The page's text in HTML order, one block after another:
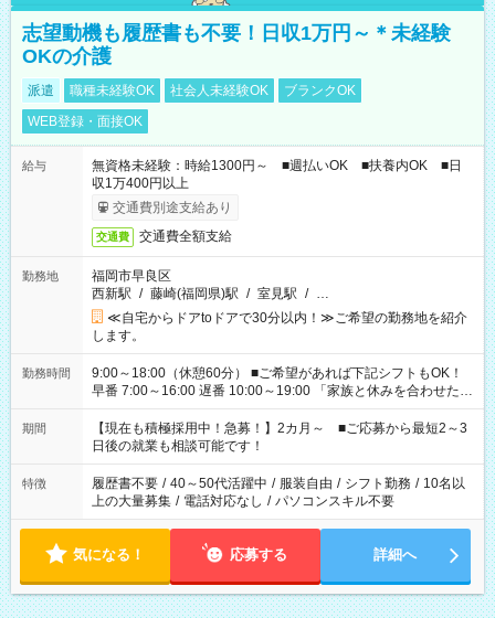
志望動機も履歴書も不要！日収1万円～＊未経験
OKの介護
派遣 職種未経験OK 社会人未経験OK
ブランクOK
WEB登録・面接OK
給与
無資格未経験：時給1300円～ ■週払いOK ■扶養内OK ■日
収1万400円以上
交通費別途支給あり
交通費 交通費全額支給
勤務地
福岡市早良区
西新駅 / 藤崎(福岡県)駅 / 室見駅 / …
≪自宅からドアtoドアで30分以内！≫ご希望の勤務地を紹介
します。
勤務時間
9:00～18:00（休憩60分） ■ご希望があれば下記シフトもOK！
早番 7:00～16:00 遅番 10:00～19:00 「家族と休みを合わせた
い」 「余裕を持って夕飯の準備がしたい」 「できれば残業はし
たくない」 など、ご希望を教えてくださいね。 ※Wワーク希望
の方へ 今ご覧のお仕事で希望する勤務時間と、もう1つのお仕事
の勤務時間。 合計で週40時間を超える場合は応募できません。
期間
【現在も積極採用中！急募！】2カ月～ ■ご応募から最短2～3
日後の就業も相談可能です！
特徴 履歴書不要 / 40～50代活躍中 / 服装自由 / シフト勤務 / 10名以
上の大量募集 / 電話対応なし / パソコンスキル不要
気になる！ 応募する 詳細へ